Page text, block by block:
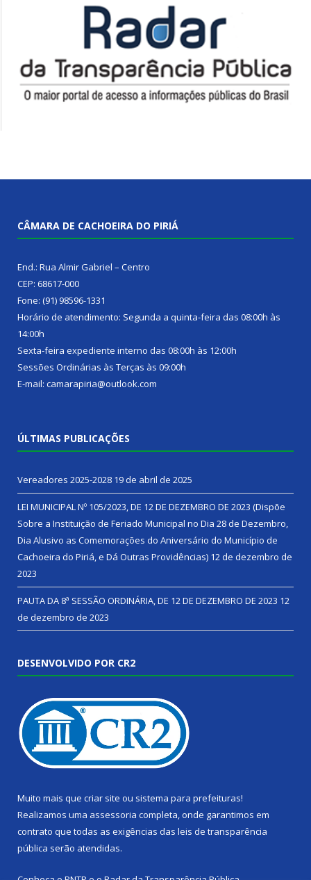
CÂMARA DE CACHOEIRA DO PIRIÁ
End.: Rua Almir Gabriel – Centro
CEP: 68617-000
Fone: (91) 98596-1331
Horário de atendimento: Segunda a quinta-feira das 08:00h às
14:00h
Sexta-feira expediente interno das 08:00h às 12:00h
Sessões Ordinárias às Terças às 09:00h
E-mail: camarapiria@outlook.com
ÚLTIMAS PUBLICAÇÕES
Vereadores 2025-2028 19 de abril de 2025
LEI MUNICIPAL Nº 105/2023, DE 12 DE DEZEMBRO DE 2023 (Dispõe
Sobre a Instituição de Feriado Municipal no Dia 28 de Dezembro,
Dia Alusivo as Comemorações do Aniversário do Município de
Cachoeira do Piriá, e Dá Outras Providências) 12 de dezembro de
2023
PAUTA DA 8ª SESSÃO ORDINÁRIA, DE 12 DE DEZEMBRO DE 2023 12
de dezembro de 2023
DESENVOLVIDO POR CR2
Muito mais que criar site ou sistema para prefeituras!
Realizamos uma assessoria completa, onde garantimos em
contrato que todas as exigências das leis de transparência
pública serão atendidas.